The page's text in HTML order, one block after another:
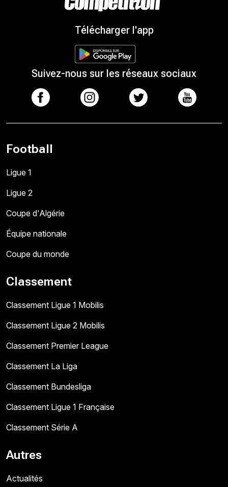
Télécharger l'app
Suivez-nous sur les réseaux sociaux
Football
Ligue 1
Ligue 2
Coupe d'Algérie
Équipe nationale
Coupe du monde
Classement
Classement Ligue 1 Mobilis
Classement Ligue 2 Mobilis
Classement Premier League
Classement La Liga
Classement Bundesliga
Classement Ligue 1 Française
Classement Série A
Autres
Actualités